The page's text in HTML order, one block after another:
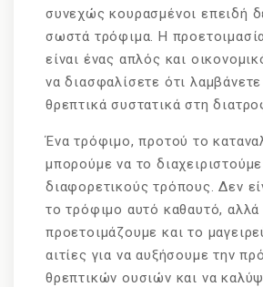
συνεχώς κουρασμένοι επειδή
σωστά τρόφιμα. Η
είναι ένας απλός και
να διασφαλίσετε ότι
θρεπτικά συστατικά στη
Ένα τρόφιμο, προτού το
μπορούμε να το
διαφορετικούς τρόπους. Δεν
το τρόφιμο αυτό καθαυτό,
προετοιμάζουμε και το
αιτίες για να αυξήσουμε την
θρεπτικών ουσιών και να